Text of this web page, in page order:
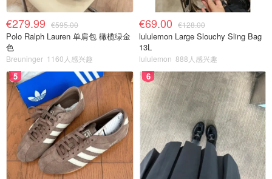
€279.99 €595.00
Polo Ralph Lauren 单肩包 橄榄绿金
色
Breuninger 1160人感兴趣
€69.00 €128.00
lululemon Large Slouchy Sling Bag
13L
lululemon 888人感兴趣
5 6